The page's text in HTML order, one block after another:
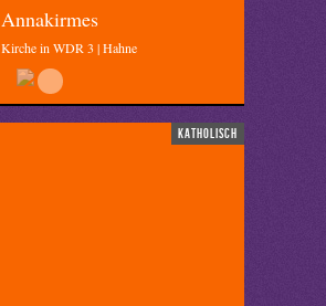
Annakirmes
Kirche in WDR 3 | Hahne
katholisch